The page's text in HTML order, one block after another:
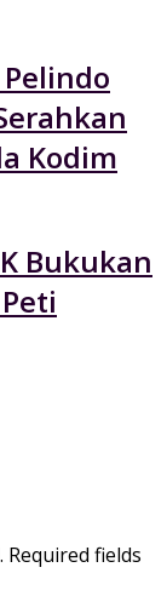
Kodim
Bukukan
Required fields